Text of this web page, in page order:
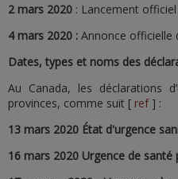
2 mars 2020 : Lancement
4 mars 2020 : Annonce officielle
Dates, types et noms des
Au Canada, les déclarations
provinces, comme suit [ ref] :
13 mars 2020 État d'urgence
16 mars 2020 Urgence de